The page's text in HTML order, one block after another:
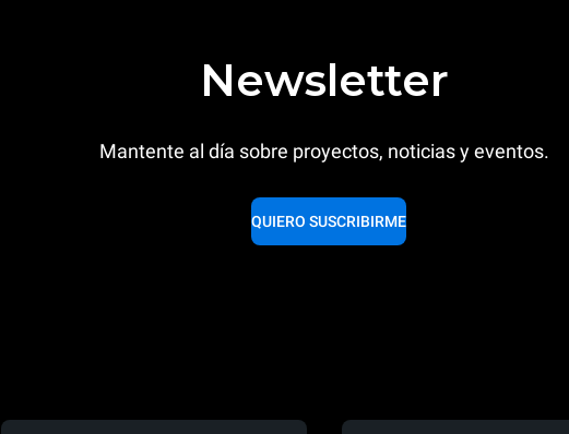
Newsletter
Mantente al día sobre proyectos, noticias y eventos.
QUIERO SUSCRIBIRME